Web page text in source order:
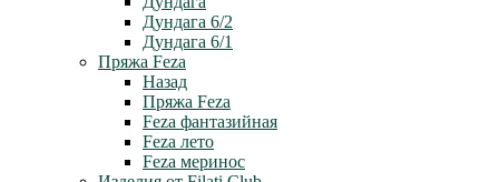
Дундага 6/2
Дундага 6/1
Пряжа Feza
Назад
Пряжа Feza
Feza фантазийная
Feza лето
Feza меринос